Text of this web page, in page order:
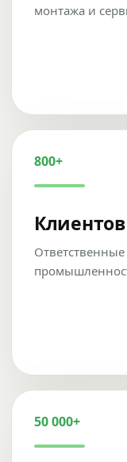
монтажа и
800+
Клиентов
50 000+